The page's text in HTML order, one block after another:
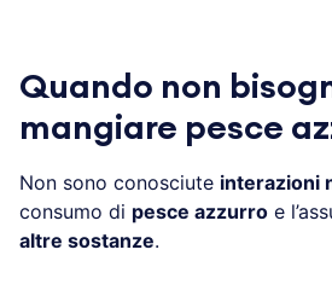
Quando non
mangiare pesce
Non sono conosciute interazioni
consumo di pesce azzurro e
altre sostanze.